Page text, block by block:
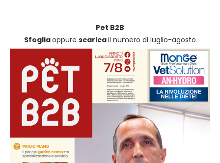
Pet B2B
Sfogliaoppure scaricail numero di luglio-agosto